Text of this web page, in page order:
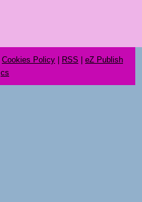
Cookies Policy RSS
eZ Publish
cs